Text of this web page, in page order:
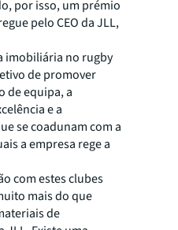
por isso, um prémio
pelo CEO da JLL,
imobiliária no rugby
de promover
de equipa, a
e a
se coadunam com a
a empresa rege a
com estes clubes
mais do que
de